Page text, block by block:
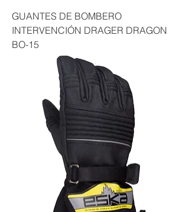
GUANTES DE BOMBERO
INTERVENCIÓN DRAGER DRAGON
BO-15